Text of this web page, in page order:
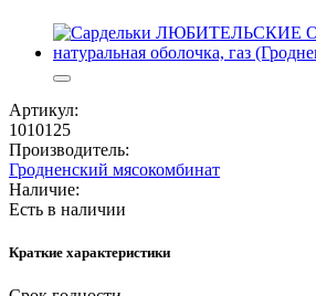
Артикул:
1010125
Производитель:
Гродненский мясокомбинат
Наличие:
Есть в наличии
Краткие характеристики